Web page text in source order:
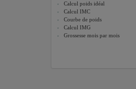
Calcul poids idéal
Calcul IMC
Courbe de poids
Calcul IMG
Grossesse mois par mois